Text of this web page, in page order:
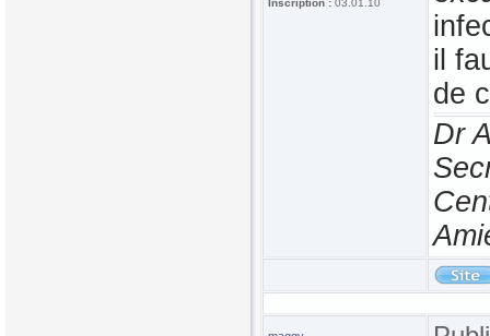
Inscription : 03.01.10
il
de
Dr